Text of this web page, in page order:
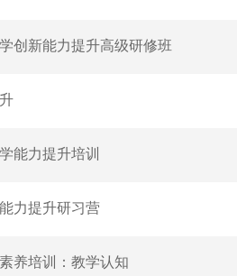
创新能力提升高级研修班
能力提升培训
力提升研习营
养培训：教学认知